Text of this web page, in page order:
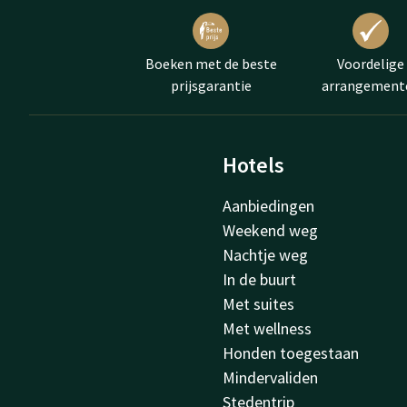
gasten organiseren
het genieten bent
eieren beschilderen
zitten tijdens de
Activiteiten
Hetweekendje weg met
dingen te doen. De
beleven is. Zo kunt u
bezoeken. Om meer
.
even in het buitenland
Liever een
Boeken met de beste
prijsgarantie
Voordelige
Hotels
Aanbiedingen
Weekend weg
Nachtje weg
In de buurt
Met suites
Met wellness
Honden toegestaan
Mindervaliden
Stedentrip